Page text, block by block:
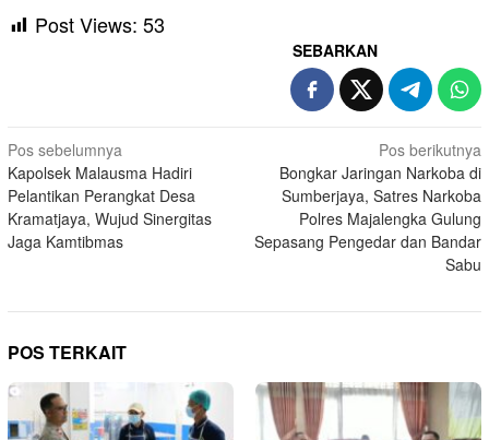
Post Views: 53
SEBARKAN
Navigasi
pos
Pos sebelumnya
Kapolsek Malausma Hadiri
Pelantikan Perangkat Desa
Kramatjaya, Wujud Sinergitas
Jaga Kamtibmas
Pos berikutnya
Bongkar Jaringan Narkoba di
Sumberjaya, Satres Narkoba
Polres Majalengka Gulung
Sepasang Pengedar dan Bandar
Sabu
POS TERKAIT